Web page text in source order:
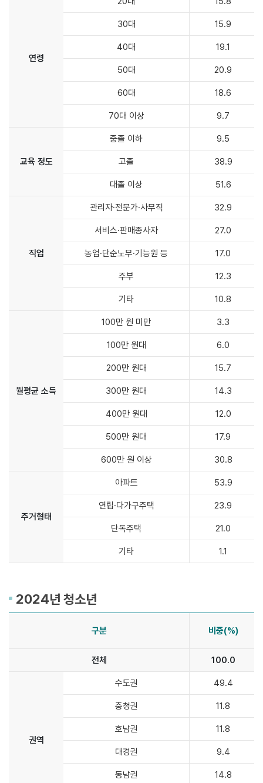
연령
30대 15.9
40대 19.1
50대 20.9
60대 18.6
70대 이상 9.7
교육 정도
중졸 이하 9.5
고졸 38.9
대졸 이상 51.6
직업
관리자·전문가·사무직 32.9
서비스·판매종사자 27.0
농업·단순노무·기능원 등 17.0
주부 12.3
기타 10.8
월평균 소득
100만 원 미만 3.3
100만 원대 6.0
200만 원대 15.7
300만 원대 14.3
400만 원대 12.0
500만 원대 17.9
600만 원 이상 30.8
주거형태
아파트 53.9
연립·다가구주택 23.9
단독주택 21.0
기타 1.1
2024년 청소년
구분 비중(%)
전체 100.0
권역
수도권 49.4
충청권 11.8
호남권 11.8
대경권 9.4
동남권 14.8